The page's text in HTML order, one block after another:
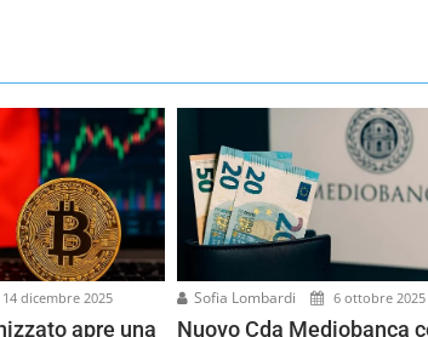
14 dicembre 2025
apre una
Sofia Lombardi 6 ottobre 2025
Nuovo Cda Mediobanca